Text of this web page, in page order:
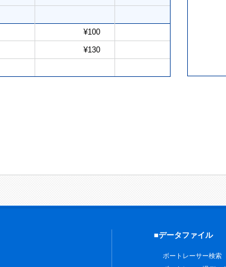
¥100
¥130
■データファイル
ボートレーサー検索